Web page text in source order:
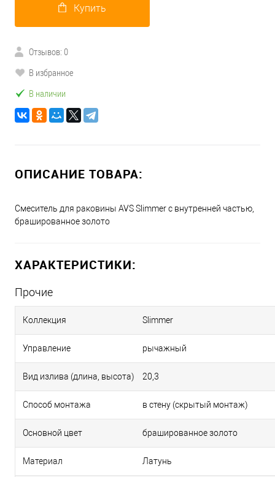
Купить
Отзывов: 0
В избранное
В наличии
ОПИСАНИЕ ТОВАРА:
Смеситель для раковины AVS Slimmer с внутренней частью,
брашированное золото
ХАРАКТЕРИСТИКИ:
Прочие
Коллекция Slimmer
Управление рычажный
Вид излива (длина, высота) 20,3
Способ монтажа в стену (скрытый монтаж)
Основной цвет брашированное золото
Материал Латунь